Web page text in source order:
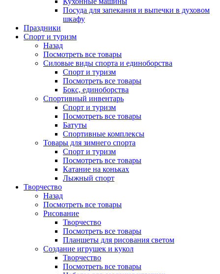
Посуда для запекания и выпечки в духовом
шкафу
Праздники
Спорт и туризм
Назад
Посмотреть все товары
Силовые виды спорта и единоборства
Спорт и туризм
Посмотреть все товары
Бокс, единоборства
Спортивный инвентарь
Спорт и туризм
Посмотреть все товары
Батуты
Спортивные комплексы
Товары для зимнего спорта
Спорт и туризм
Посмотреть все товары
Катание на коньках
Лыжный спорт
Творчество
Назад
Посмотреть все товары
Рисование
Творчество
Посмотреть все товары
Планшеты для рисования светом
Создание игрушек и кукол
Творчество
Посмотреть все товары